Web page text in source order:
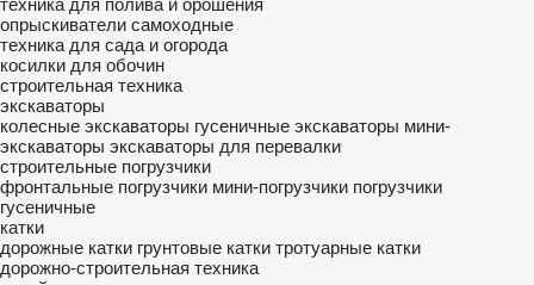
техника для полива и орошения
опрыскиватели самоходные
техника для сада и огорода
косилки для обочин
строительная техника
экскаваторы
колесные экскаваторы гусеничные экскаваторы мини-
экскаваторы экскаваторы для перевалки
строительные погрузчики
фронтальные погрузчики мини-погрузчики погрузчики
гусеничные
катки
дорожные катки грунтовые катки тротуарные катки
дорожно-строительная техника